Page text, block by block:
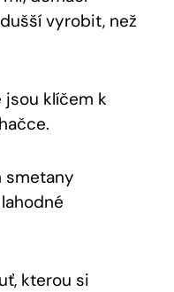
vyrobit, než
jsou klíčem k
smetany
kterou si